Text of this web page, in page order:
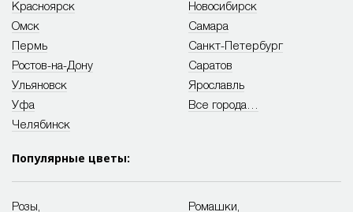
Красноярск
Новосибирск
Омск
Пермь
Ростов-на-Дону
Самара
Санкт-Петербург
Саратов
Ульяновск
Уфа
Челябинск
Ярославль
Все города…
Популярные цветы:
Розы Ромашки